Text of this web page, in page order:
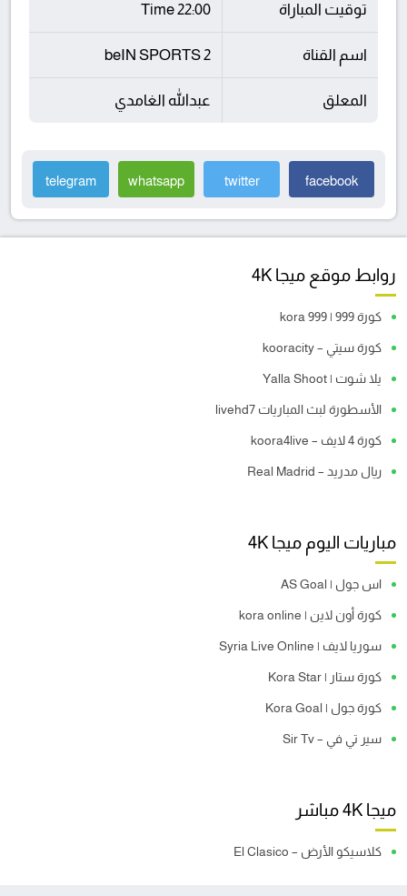
توقيت المباراة 22:00 Time
اسم القناة beIN SPORTS 2
المعلق عبدالله الغامدي
facebook
twitter
whatsapp
telegram
روابط موقع ميجا 4K
كورة 999 | kora 999
كورة سيتي – kooracity
يلا شوت | Yalla Shoot
الأسطورة لبث المباريات livehd7
كورة 4 لايف – koora4live
ريال مدريد – Real Madrid
مباريات اليوم ميجا 4K
اس جول | AS Goal
كورة أون لاين | kora online
سوريا لايف | Syria Live Online
كورة ستار | Kora Star
كورة جول | Kora Goal
سير تي في – Sir Tv
ميجا 4K مباشر
كلاسيكو الأرض – El Clasico